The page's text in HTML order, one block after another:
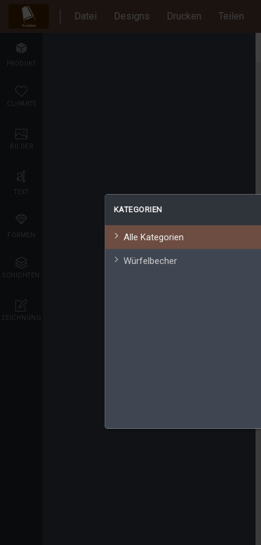
Datei Designs Drucken Teilen
PRODUKT
CLIPARTS
BILDER
TEXT
FORMEN
SCHICHTEN
ZEICHNUNG
KATEGORIEN
Alle Kategorien
Würfelbecher